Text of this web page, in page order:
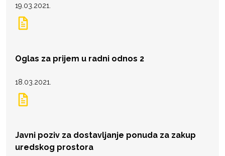
19.03.2021.
Oglas za prijem u radni odnos 2
18.03.2021.
Javni poziv za dostavljanje ponuda za zakup
uredskog prostora